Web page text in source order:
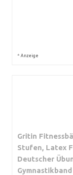
* Anzeige
Gritin
Stufen, Latex
Deutscher